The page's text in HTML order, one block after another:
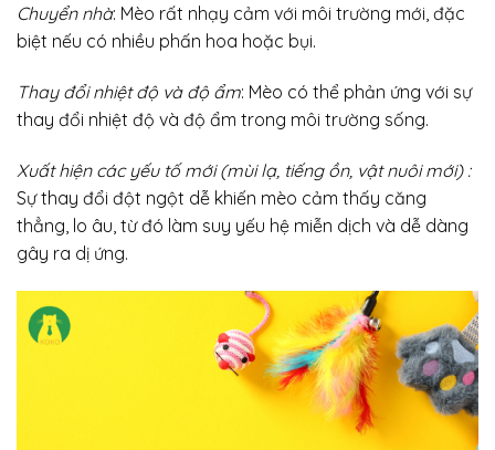
Chuyển nhà: Mèo rất nhạy cảm với môi trường mới, đặc
biệt nếu có nhiều phấn hoa hoặc bụi.
Thay đổi nhiệt độ và độ ẩm: Mèo có thể phản ứng với sự
thay đổi nhiệt độ và độ ẩm trong môi trường sống.
Xuất hiện các yếu tố mới (mùi lạ, tiếng ồn, vật nuôi mới) :
Sự thay đổi đột ngột dễ khiến mèo cảm thấy căng
thẳng, lo âu, từ đó làm suy yếu hệ miễn dịch và dễ dàng
gây ra dị ứng.